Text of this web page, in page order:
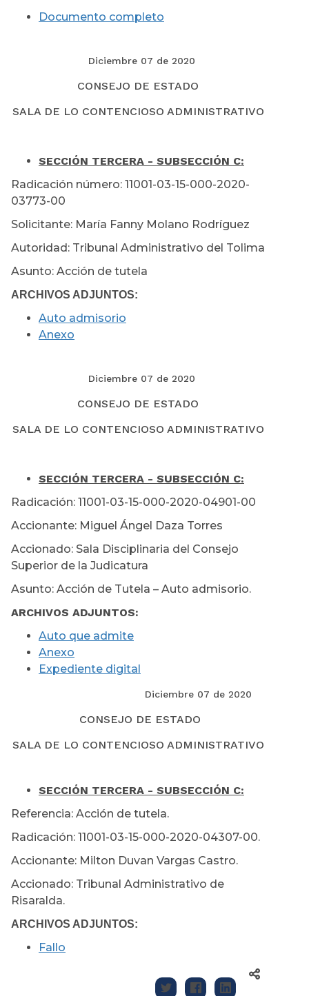
Documento completo
Diciembre 07 de 2020
CONSEJO DE ESTADO
SALA DE LO CONTENCIOSO ADMINISTRATIVO
SECCIÓN TERCERA - SUBSECCIÓN C:
Radicación número: 11001-03-15-000-2020-
03773-00
Solicitante: María Fanny Molano Rodríguez
Autoridad: Tribunal Administrativo del Tolima
Asunto: Acción de tutela
ARCHIVOS ADJUNTOS:
Auto admisorio
Anexo
Diciembre 07 de 2020
CONSEJO DE ESTADO
SALA DE LO CONTENCIOSO ADMINISTRATIVO
SECCIÓN TERCERA - SUBSECCIÓN C:
Radicación: 11001-03-15-000-2020-04901-00
Accionante: Miguel Ángel Daza Torres
Accionado: Sala Disciplinaria del Consejo
Superior de la Judicatura
Asunto: Acción de Tutela – Auto admisorio.
ARCHIVOS ADJUNTOS:
Auto que admite
Anexo
Expediente digital
Diciembre 07 de 2020
CONSEJO DE ESTADO
SALA DE LO CONTENCIOSO ADMINISTRATIVO
SECCIÓN TERCERA - SUBSECCIÓN C:
Referencia: Acción de tutela.
Radicación: 11001-03-15-000-2020-04307-00.
Accionante: Milton Duvan Vargas Castro.
Accionado: Tribunal Administrativo de
Risaralda.
ARCHIVOS ADJUNTOS:
Fallo